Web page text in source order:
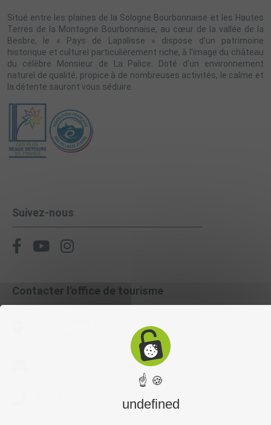
Situé entre les plaines de la Sologne Bourbonnaise et les Hautes
Terres de la Montagne Bourbonnaise, au cœur de la vallée de la
Besbre, le « Pays de Lapalisse » dispose d’un patrimoine
historique et culturel particulièrement riche, à l'image du château
du célèbre Monsieur de La Palice. Doté d'un environnement
naturel de qualité, propice à de nombreuses activités, le calme et
la détente sauront vous séduire.
Suivez-nous
Contacter l'office de tourisme
contact@lapalissetourisme.com
☝ 🍪
undefined